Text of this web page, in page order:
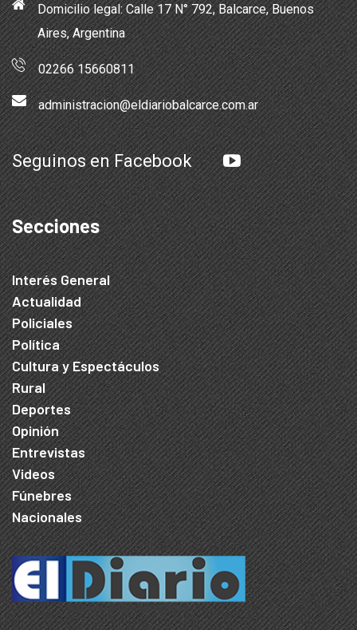
Domicilio legal: Calle 17 N° 792, Balcarce, Buenos
Aires, Argentina
02266 15660811
administracion@eldiariobalcarce.com.ar
Seguinos en Facebook
Secciones
Interés General
Actualidad
Policiales
Política
Cultura y Espectáculos
Rural
Deportes
Opinión
Entrevistas
Videos
Fúnebres
Nacionales